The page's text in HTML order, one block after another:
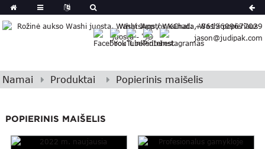
WhatsApp / WeChat: +8613609677029
jason@judipak.com
German
Polish
Corsican
Namai Produktai Popierinis maišelis
POPIERINIS MAIŠELIS